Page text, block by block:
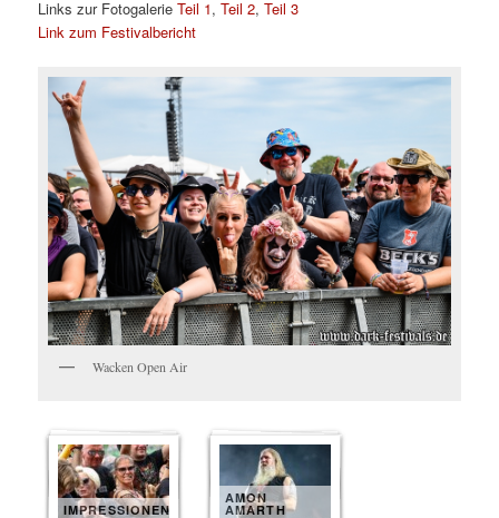
Links zur FotogalerieTeil 1,Teil 2,Teil 3
Link zum Festivalbericht
Wacken Open Air
IMPRESSIONEN
AMON
AMARTH